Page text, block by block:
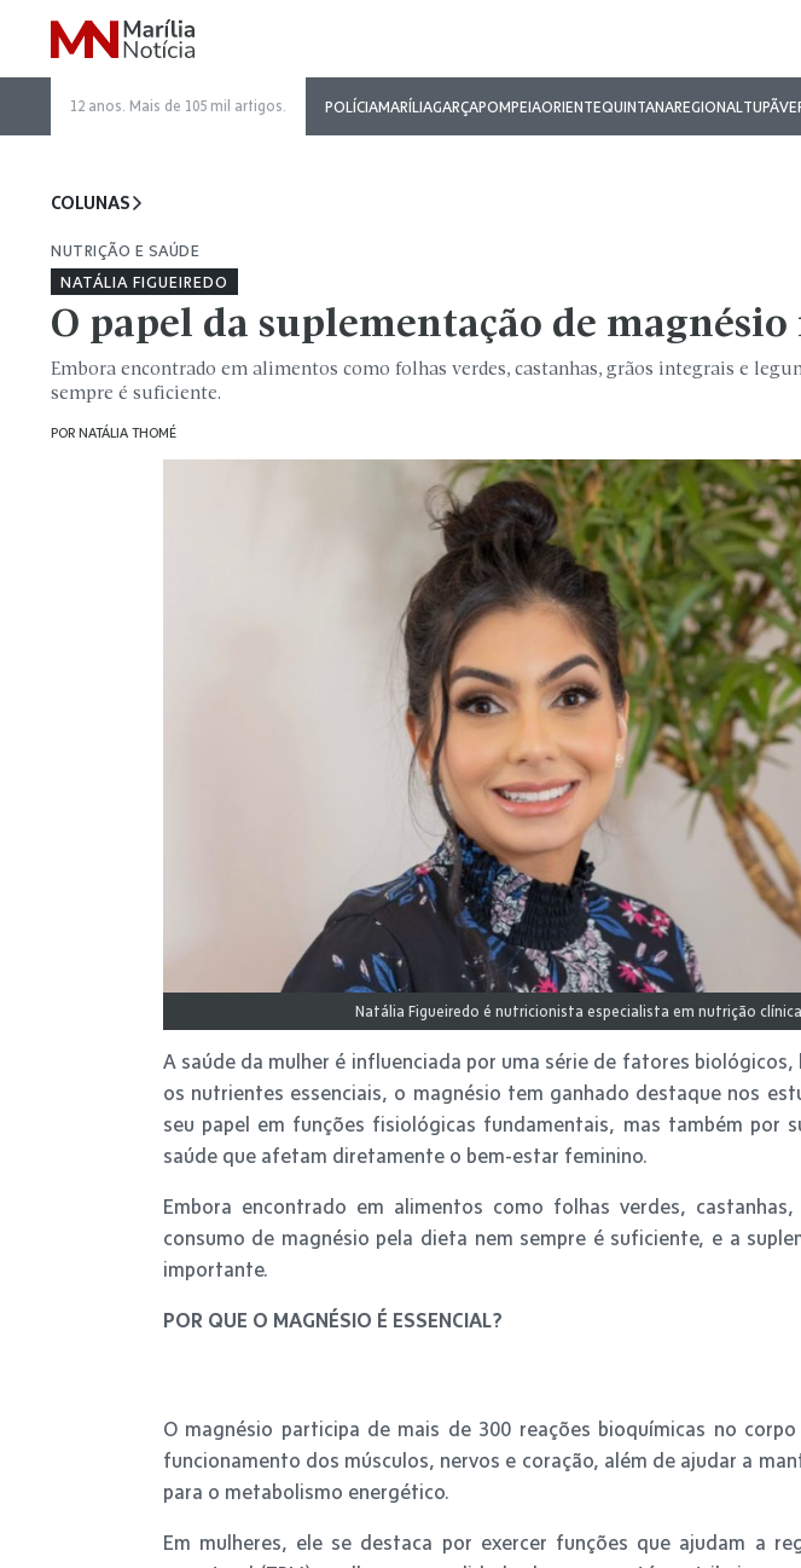
12 anos. Mais de 105 mil artigos. POLÍCIAMARÍLIAGARÇAPOMPEIAORIENTEQUINTANAREGIONALTUPÃ
COLUNAS
NUTRIÇÃO E SAÚDE
NATÁLIA FIGUEIREDO
O papel da suplementação de
Embora encontrado em alimentos como folhas verdes, castanhas, grãos integrais e
sempre é suficiente.
POR NATÁLIA THOMÉ
Natália Figueiredo é nutricionista especialista em nutrição
A saúde da mulher é influenciada por uma série de fatores
os nutrientes essenciais, o magnésio tem ganhado destaque nos
seu papel em funções fisiológicas fundamentais, mas também por
saúde que afetam diretamente o bem-estar feminino.
Embora encontrado em alimentos como folhas verdes,
consumo de magnésio pela dieta nem sempre é suficiente, e a
importante.
POR QUE O MAGNÉSIO É ESSENCIAL?
O magnésio participa de mais de 300 reações bioquímicas no
funcionamento dos músculos, nervos e coração, além de ajudar a
para o metabolismo energético.
Em mulheres, ele se destaca por exercer funções que ajudam a